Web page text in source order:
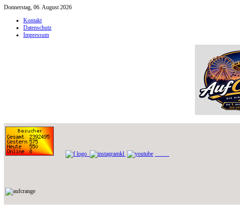
Donnerstag, 06. August 2026
Kontakt
Datenschutz
Impressum